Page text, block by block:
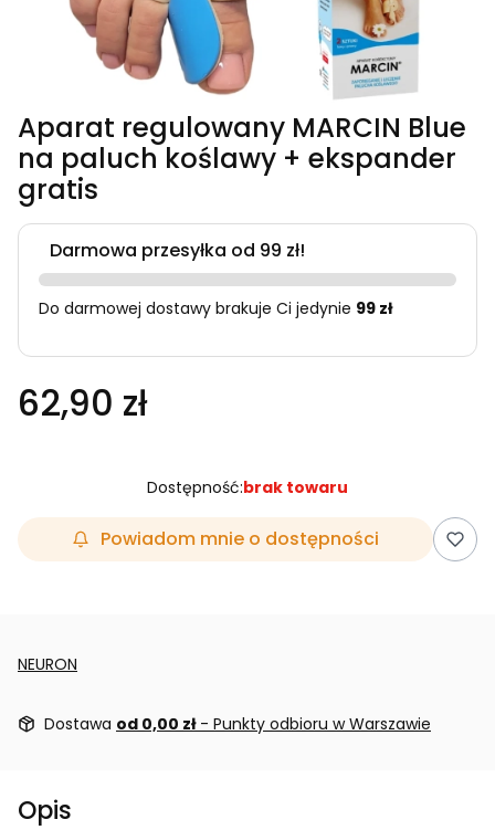
Aparat regulowany MARCIN Blue
na paluch koślawy + ekspander
gratis
Darmowa przesyłka od 99 zł!
Do darmowej dostawy brakuje Ci jedynie 99 zł
62,90 zł
Dostępność:brak towaru
Powiadom mnie o dostępności
NEURON
Dostawa od 0,00 zł - Punkty odbioru w Warszawie
Opis